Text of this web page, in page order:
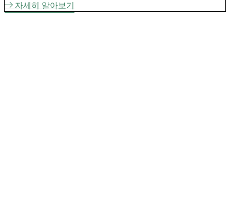
자세히 알아보기